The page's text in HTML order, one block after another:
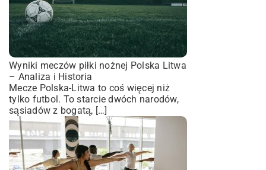
Wyniki meczów piłki nożnej Polska Litwa
– Analiza i Historia
Mecze Polska-Litwa to coś więcej niż
tylko futbol. To starcie dwóch narodów,
sąsiadów z bogatą, […]